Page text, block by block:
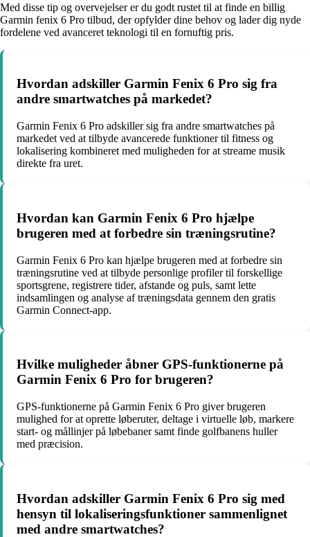
Med disse tip og overvejelser er du godt rustet til at finde en billig
Garmin fenix 6 Pro tilbud, der opfylder dine behov og lader dig nyde
fordelene ved avanceret teknologi til en fornuftig pris.
Hvordan adskiller Garmin Fenix 6 Pro sig fra
andre smartwatches på markedet?
Garmin Fenix 6 Pro adskiller sig fra andre smartwatches på
markedet ved at tilbyde avancerede funktioner til fitness og
lokalisering kombineret med muligheden for at streame musik
direkte fra uret.
Hvordan kan Garmin Fenix 6 Pro hjælpe
brugeren med at forbedre sin træningsrutine?
Garmin Fenix 6 Pro kan hjælpe brugeren med at forbedre sin
træningsrutine ved at tilbyde personlige profiler til forskellige
sportsgrene, registrere tider, afstande og puls, samt lette
indsamlingen og analyse af træningsdata gennem den gratis
Garmin Connect-app.
Hvilke muligheder åbner GPS-funktionerne på
Garmin Fenix 6 Pro for brugeren?
GPS-funktionerne på Garmin Fenix 6 Pro giver brugeren
mulighed for at oprette løberuter, deltage i virtuelle løb, markere
start- og mållinjer på løbebaner samt finde golfbanens huller
med præcision.
Hvordan adskiller Garmin Fenix 6 Pro sig med
hensyn til lokaliseringsfunktioner sammenlignet
med andre smartwatches?